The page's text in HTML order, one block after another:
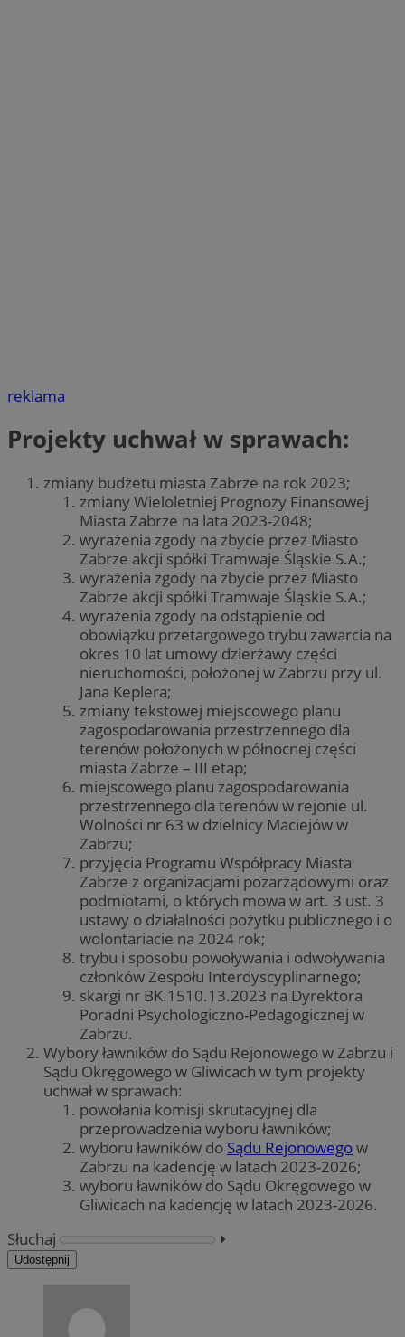
reklama
Projekty uchwał w sprawach:
zmiany budżetu miasta Zabrze na rok 2023;
zmiany Wieloletniej Prognozy Finansowej
Miasta Zabrze na lata 2023-2048;
wyrażenia zgody na zbycie przez Miasto
Zabrze akcji spółki Tramwaje Śląskie S.A.;
wyrażenia zgody na zbycie przez Miasto
Zabrze akcji spółki Tramwaje Śląskie S.A.;
wyrażenia zgody na odstąpienie od
obowiązku przetargowego trybu zawarcia na
okres 10 lat umowy dzierżawy części
nieruchomości, położonej w Zabrzu przy ul.
Jana Keplera;
zmiany tekstowej miejscowego planu
zagospodarowania przestrzennego dla
terenów położonych w północnej części
miasta Zabrze – III etap;
miejscowego planu zagospodarowania
przestrzennego dla terenów w rejonie ul.
Wolności nr 63 w dzielnicy Maciejów w
Zabrzu;
przyjęcia Programu Współpracy Miasta
Zabrze z organizacjami pozarządowymi oraz
podmiotami, o których mowa w art. 3 ust. 3
ustawy o działalności pożytku publicznego i o
wolontariacie na 2024 rok;
trybu i sposobu powoływania i odwoływania
członków Zespołu Interdyscyplinarnego;
skargi nr BK.1510.13.2023 na Dyrektora
Poradni Psychologiczno-Pedagogicznej w
Zabrzu.
Wybory ławników do Sądu Rejonowego w Zabrzu i
Sądu Okręgowego w Gliwicach w tym projekty
uchwał w sprawach:
powołania komisji skrutacyjnej dla
przeprowadzenia wyboru ławników;
wyboru ławników do Sądu Rejonowegow
Zabrzu na kadencję w latach 2023-2026;
wyboru ławników do Sądu Okręgowego w
Gliwicach na kadencję w latach 2023-2026.
Słuchaj
⏵︎
Udostępnij